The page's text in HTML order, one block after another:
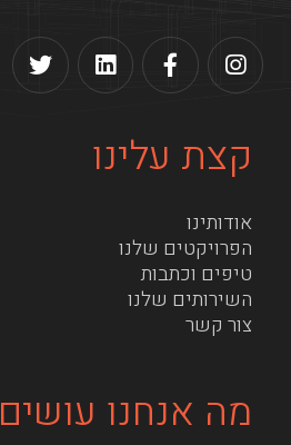
קצת עלינו
אודותינו
הפרויקטים שלנו
טיפים וכתבות
השירותים שלנו
צור קשר
מה אנחנו עושים